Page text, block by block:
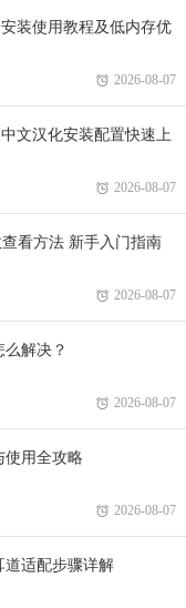
装使用教程及低内存优
2026-08-07
文汉化安装配置快速上
2026-08-07
看方法 新手入门指南
2026-08-07
解决？
2026-08-07
使用全攻略
2026-08-07
道适配步骤详解